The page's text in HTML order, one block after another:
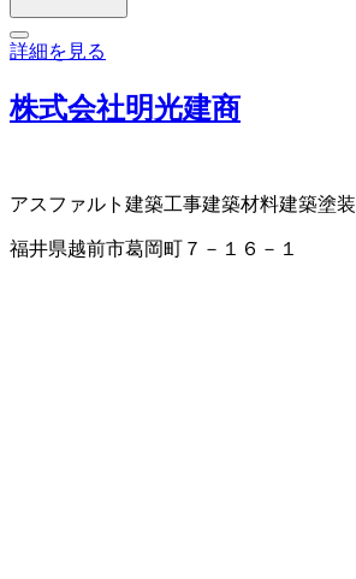
詳細を見る
株式会社明光建商
アスファルト 建築工事建築材料建築塗装
福井県越前市葛岡町７－１６－１